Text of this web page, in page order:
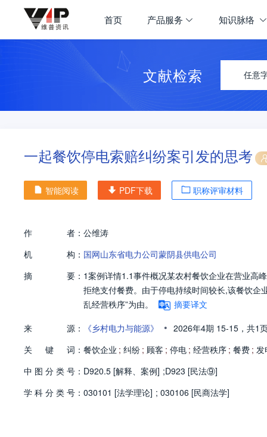
首页 产品服务 知识脉络
文献检索 任意
一起餐饮停电索赔纠纷案引发的思考
智能阅读 PDF下载 职称评审材料
作 者： 公维涛
机
构： 国网山东省电力公司蒙阴县供电公司
摘
要： 1案例详情1.1事件概况某农村餐饮企业在营业高
拒绝支付餐费。由于停电持续时间较长,该餐饮企
乱经营秩序”为由。
摘要译文
来
源： 《乡村电力与能源》 • 2026年4期 15-15， 共1
关
键 词： 餐饮企业 ; 纠纷 ; 顾客 ; 停电 ; 经营秩序 ; 餐费 ;
中 图 分 类 号： D920.5 [解释、案例] ;D923 [民法⑨]
学 科 分 类 号： 030101 [法学理论] ; 030106 [民商法学]